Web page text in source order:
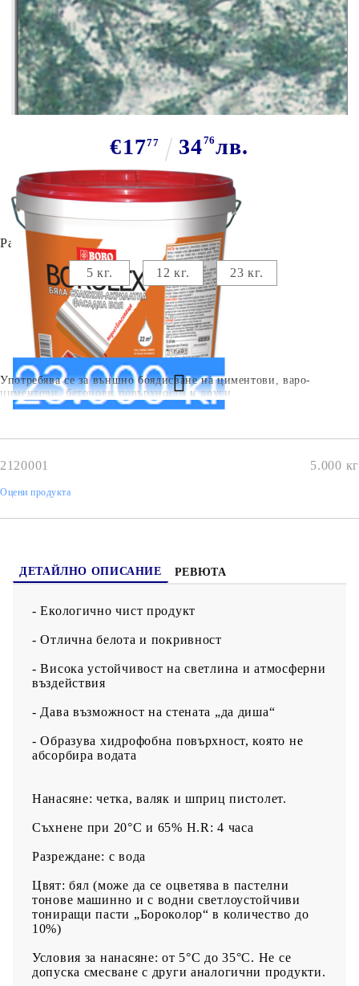
Tweet
Боролекс силикон - акрилатна
фасадна боя
€1777 3476лв.
Има в наличност броя
Употребява се за външно боядисване на циментови, варо-
циментови, бетонови повърхности и други.
Разфасовка:
5 кг. 12 кг. 23 кг.
2120001 5.000 кг
Оцени продукта
ДЕТАЙЛНО ОПИСАНИЕ РЕВЮТА
- Екологично чист продукт
- Oтлична белота и покривност
- Висока устойчивост на светлина и атмосферни
въздействия
- Дава възможност на стената „да диша“
- Образува хидрофобна повърхност, която не
абсорбира водата
Нанасяне: четка, валяк и шприц пистолет.
Съхнене при 20°С и 65% Н.R: 4 часа
Разреждане: с вода
Цвят: бял (може да се оцветява в пастелни
тонове машинно и с водни светлоустойчиви
тониращи пасти „Бороколор“ в количество до
10%)
Условия за нанасяне: от 5°С до 35°С. Не се
допуска смесване с други аналогични продукти.